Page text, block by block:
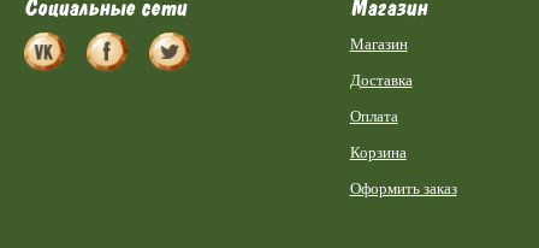
Социальные сети Магазин
Магазин
Доставка
Оплата
Корзина
Оформить заказ